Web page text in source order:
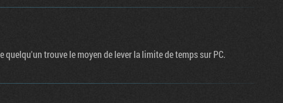
trouve le moyen de lever la limite de temps sur PC.